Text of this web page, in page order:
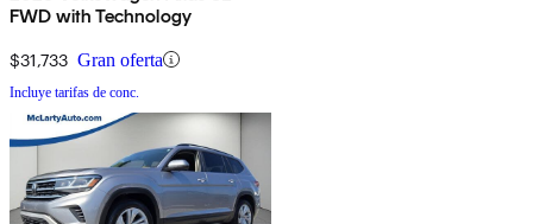
FWD with Technology
$31,733 Gran oferta
Incluye tarifas de conc.